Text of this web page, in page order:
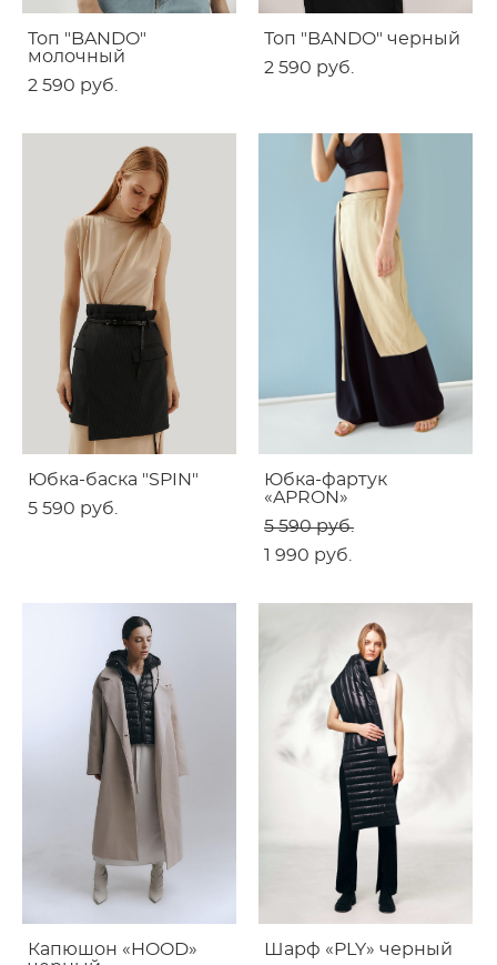
Топ "BANDO"
молочный
2 590 pуб.
Топ "BANDO" черный
2 590 pуб.
Юбка-баска "SPIN"
5 590 pуб.
Юбка-фартук
«APRON»
5 590 pуб.
1 990 pуб.
Капюшон «HOOD»
Шарф «PLY» черный